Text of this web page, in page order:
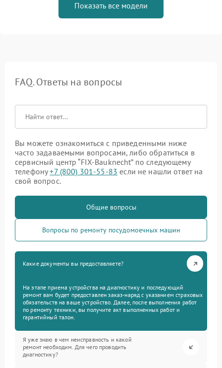
Показать все модели
FAQ. Ответы на вопросы
Вы можете ознакомиться с приведенными ниже
часто задаваемыми вопросами, либо обратиться в
сервисный центр “FIX-Bauknecht” по следующему
телефону+7 (800) 301-55-83 если не нашли ответ на
свой вопрос.
Общие вопросы
Вопросы по ремонту посудомоечных машин
Какие документы вы предоставляете?
На этапе приема устройства на диагностику и последующий
ремонт вам будет предоставлен заказ-наряд с указанием страховых
обязательств на ваше устройство. Далее, после выполнения работ
по ремонту техники, вы получите акт выполненных работ и
гарантийный талон.
Я уже знаю в чем неисправность и какой
ремонт необходим. Для чего проводить
диагностику?